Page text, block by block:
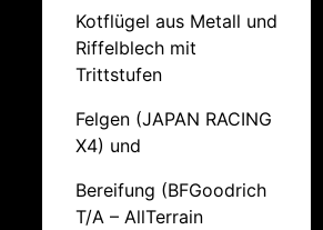
Kotflügel aus Metall und
Riffelblech mit
Trittstufen
Felgen (JAPAN RACING
X4) und
Bereifung (BFGoodrich
T/A – AllTerrain